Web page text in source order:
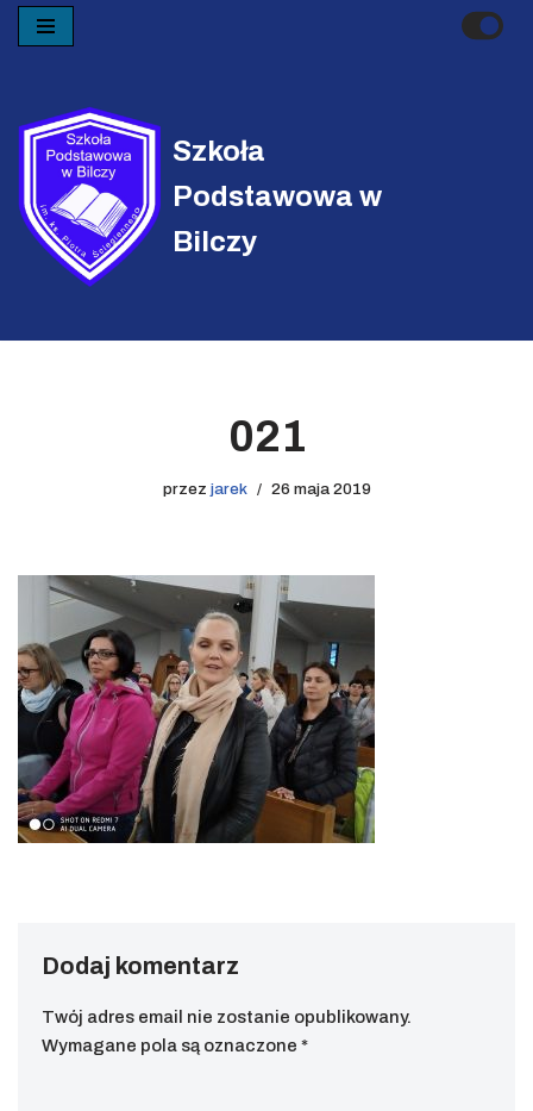
treści
Szkoła
Podstawowa w
Bilczy
021
przez jarek 26 maja 2019
Dodaj komentarz
Twój adres email nie zostanie opublikowany.
Wymagane pola są oznaczone *